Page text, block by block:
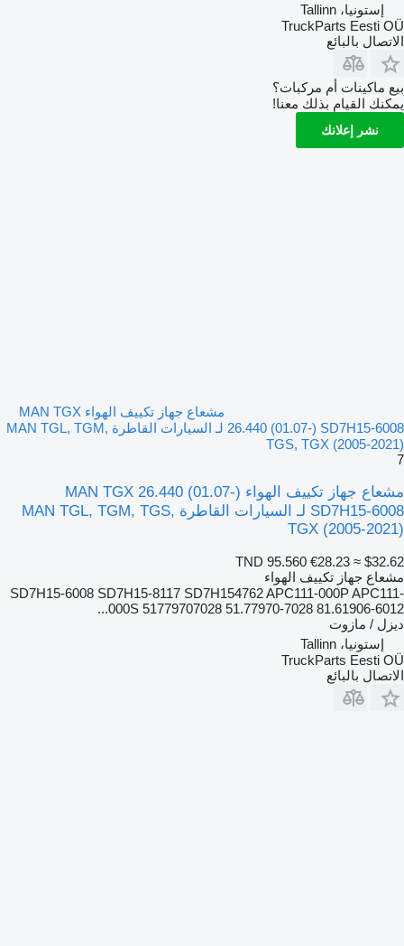
إستونيا، Tallinn
TruckParts Eesti OÜ
الاتصال بالبائع
بيع ماكينات أم مركبات؟
يمكنك القيام بذلك معنا!
نشر إعلانك
مشعاع جهاز تكييف الهواء MAN TGX
26.440 (01.07-) SD7H15-6008 لـ السيارات القاطرة MAN TGL, TGM,
TGS, TGX (2005-2021)
7
مشعاع جهاز تكييف الهواء MAN TGX 26.440 (01.07-)
SD7H15-6008 لـ السيارات القاطرة MAN TGL, TGM, TGS,
TGX (2005-2021)
TND 95.560 €28.23 ≈ $32.62
مشعاع جهاز تكييف الهواء
SD7H15-6008 SD7H15-8117 SD7H154762 APC111-000P APC111-
000S 51779707028 51.77970-7028 81.61906-6012...
ديزل / مازوت
إستونيا، Tallinn
TruckParts Eesti OÜ
الاتصال بالبائع